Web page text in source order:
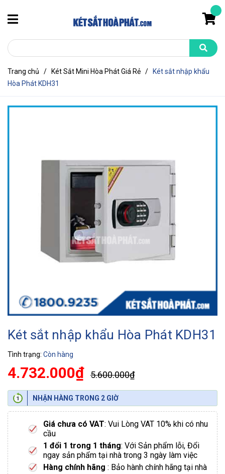
Trang chủ / Két Sắt Mini Hòa Phát Giá Rẻ /
Két sắt nhập khẩu
Hòa Phát KDH31
Két sắt nhập khẩu Hòa Phát KDH31
Tình trạng: Còn hàng
4.732.000₫ 5.600.000₫
NHẬN HÀNG TRONG 2 GIỜ
Giá chưa có VAT: Vui Lòng VAT 10% khi có nhu
cầu
1 đổi 1 trong 1 tháng: Với Sản phẩm lỗi, Đổi
ngay sản phẩm tại nhà trong 3 ngày làm việc
Hàng chính hãng : Bảo hành chính hãng tại nhà